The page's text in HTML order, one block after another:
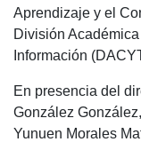
Aprendizaje y el
División
Información
En presencia del
González
Yunuen Morales